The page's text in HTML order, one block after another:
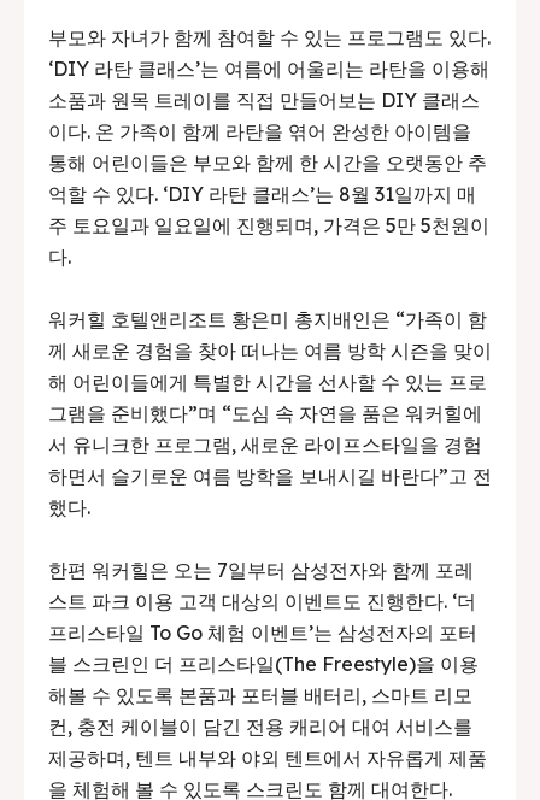
부모와 자녀가 함께 참여할 수 있는 프로그램도 있다.
‘DIY 라탄 클래스’는 여름에 어울리는 라탄을 이용해
소품과 원목 트레이를 직접 만들어보는 DIY 클래스
이다. 온 가족이 함께 라탄을 엮어 완성한 아이템을
통해 어린이들은 부모와 함께 한 시간을 오랫동안 추
억할 수 있다. ‘DIY 라탄 클래스’는 8월 31일까지 매
주 토요일과 일요일에 진행되며, 가격은 5만 5천원이
다.
워커힐 호텔앤리조트 황은미 총지배인은 “가족이 함
께 새로운 경험을 찾아 떠나는 여름 방학 시즌을 맞이
해 어린이들에게 특별한 시간을 선사할 수 있는 프로
그램을 준비했다”며 “도심 속 자연을 품은 워커힐에
서 유니크한 프로그램, 새로운 라이프스타일을 경험
하면서 슬기로운 여름 방학을 보내시길 바란다”고 전
했다.
한편 워커힐은 오는 7일부터 삼성전자와 함께 포레
스트 파크 이용 고객 대상의 이벤트도 진행한다. ‘더
프리스타일 To Go 체험 이벤트’는 삼성전자의 포터
블 스크린인 더 프리스타일(The Freestyle)을 이용
해볼 수 있도록 본품과 포터블 배터리, 스마트 리모
컨, 충전 케이블이 담긴 전용 캐리어 대여 서비스를
제공하며, 텐트 내부와 야외 텐트에서 자유롭게 제품
을 체험해 볼 수 있도록 스크린도 함께 대여한다.